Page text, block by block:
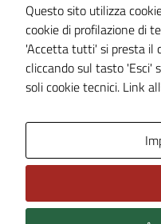
Dichiarazione di accessibilità
Piano di miglioramento del
Whistleblowing
Questo sito utilizza
cookie di profilazione di
'Accetta tutti' si presta il
cliccando sul tasto 'Esci'
soli cookie tecnici. Link